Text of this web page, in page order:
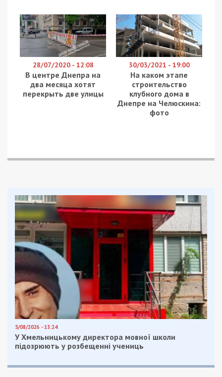
бандитизмі, незаконному поводженні зі зброєю,
незаконному заволодінні транспортним засобом,
умисному знищенні майна (ст. 115, ст. 257, ст.
263, ст. 289, ст. 194 КК України). Двох
співучасників також визнано винними у
зберіганні наркотичних засобів у великих
розмірах (ст. 309 КК України). Про це повідомляє
49000з посиланням на Офіс Генпрокурора.
знайомому чоловіку з м. Києва купити в нього автівку.
– дружиною та малолітнім сином.
Готуючись до вчинення злочину, учасники банди
замінили номерні знаки на автомобілі, взяли з собою
вогнепальну зброю з бойовими припасами, лопату та
вирушили на зустріч.
Біля лісопосадки вони розстріляли автівку з усією
родиною та заволоділи їхнім майном. Щоб приховати
сліди злочину, засуджені закопали тіла подружжя і
їхнього 4-річного сина неподалік та підпалили їх
транспортний засіб.
Викрадені кошти у сумі 6 тис доларів США учасники
банди розподілили між собою”, – повідомляє Офіс
Генпрокурора.
Вже наступного дня після вчинення злочинів всіх
учасників банди затримали правоохоронці. На